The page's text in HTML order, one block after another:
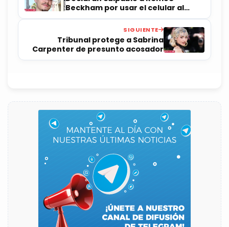
Beckham por usar el celular al
conducir
SIGUIENTE
Tribunal protege a Sabrina
Carpenter de presunto acosador